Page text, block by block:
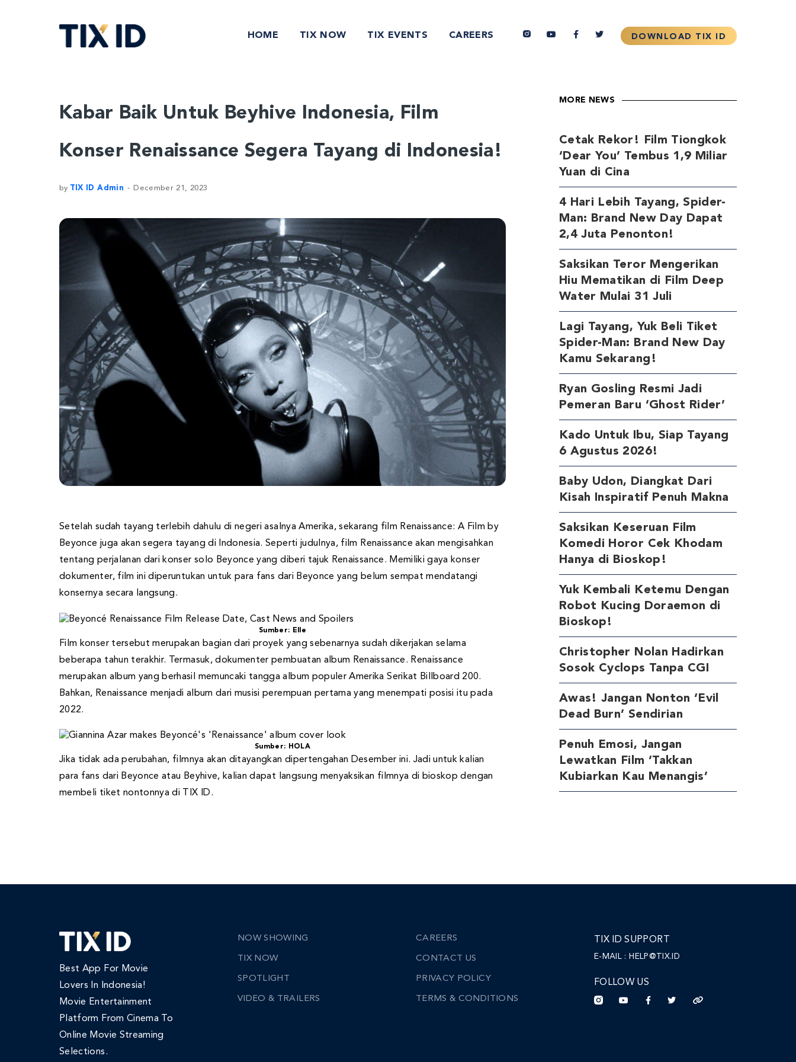
HOME TIX NOW TIX EVENTS CAREERS
Kabar Baik Untuk Beyhive Indonesia, Film
Konser Renaissance Segera Tayang di Indonesia!
by TIX ID Admin December 21, 2023
Setelah sudah tayang terlebih dahulu di negeri asalnya Amerika, sekarang film Renaissance: A Film by
Beyonce juga akan segera tayang di Indonesia. Seperti judulnya, film Renaissance akan mengisahkan
tentang perjalanan dari konser solo Beyonce yang diberi tajuk Renaissance. Memiliki gaya konser
dokumenter, film ini diperuntukan untuk para fans dari Beyonce yang belum sempat mendatangi
konsernya secara langsung.
Sumber: Elle
Film konser tersebut merupakan bagian dari proyek yang sebenarnya sudah dikerjakan selama
beberapa tahun terakhir. Termasuk, dokumenter pembuatan album Renaissance. Renaissance
merupakan album yang berhasil memuncaki tangga album populer Amerika Serikat Billboard 200.
Bahkan, Renaissance menjadi album dari musisi perempuan pertama yang menempati posisi itu pada
2022.
Sumber: HOLA
Jika tidak ada perubahan, filmnya akan ditayangkan dipertengahan Desember ini. Jadi untuk kalian
para fans dari Beyonce atau Beyhive, kalian dapat langsung menyaksikan filmnya di bioskop dengan
membeli tiket nontonnya di TIX ID.
MORE NEWS
Cetak Rekor! Film Tiongkok
‘Dear You’ Tembus 1,9 Miliar
Yuan di Cina
4 Hari Lebih Tayang, Spider-
Man: Brand New Day Dapat
2,4 Juta Penonton!
Saksikan Teror Mengerikan
Hiu Mematikan di Film Deep
Water Mulai 31 Juli
Lagi Tayang, Yuk Beli Tiket
Spider-Man: Brand New Day
Kamu Sekarang!
Ryan Gosling Resmi Jadi
Pemeran Baru ‘Ghost Rider’
Kado Untuk Ibu, Siap Tayang
6 Agustus 2026!
Baby Udon, Diangkat Dari
Kisah Inspiratif Penuh Makna
Saksikan Keseruan Film
Komedi Horor Cek Khodam
Hanya di Bioskop!
Yuk Kembali Ketemu Dengan
Robot Kucing Doraemon di
Bioskop!
Christopher Nolan Hadirkan
Sosok Cyclops Tanpa CGI
Awas! Jangan Nonton ‘Evil
Dead Burn’ Sendirian
Penuh Emosi, Jangan
Lewatkan Film ‘Takkan
Kubiarkan Kau Menangis’
Best App For Movie
Lovers In Indonesia!
Movie Entertainment
Platform From Cinema To
Online Movie Streaming
Selections.
NOW SHOWING
TIX NOW
SPOTLIGHT
VIDEO & TRAILERS
CAREERS
CONTACT US
PRIVACY POLICY
TERMS & CONDITIONS
TIX ID SUPPORT
E-MAIL : HELP@TIX.ID
FOLLOW US